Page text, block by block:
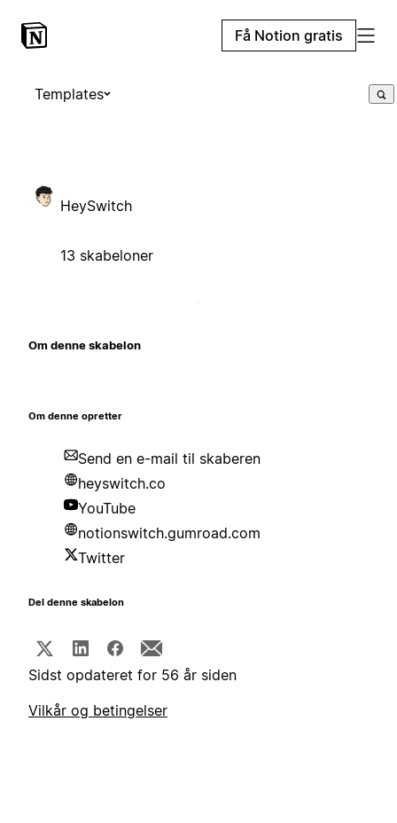
Få Notion gratis
Templates
HeySwitch
13 skabeloner
Om denne skabelon
Om denne opretter
Send en e-mail til skaberen
heyswitch.co
YouTube
notionswitch.gumroad.com
Twitter
Del denne skabelon
Sidst opdateret for 56 år siden
Vilkår og betingelser